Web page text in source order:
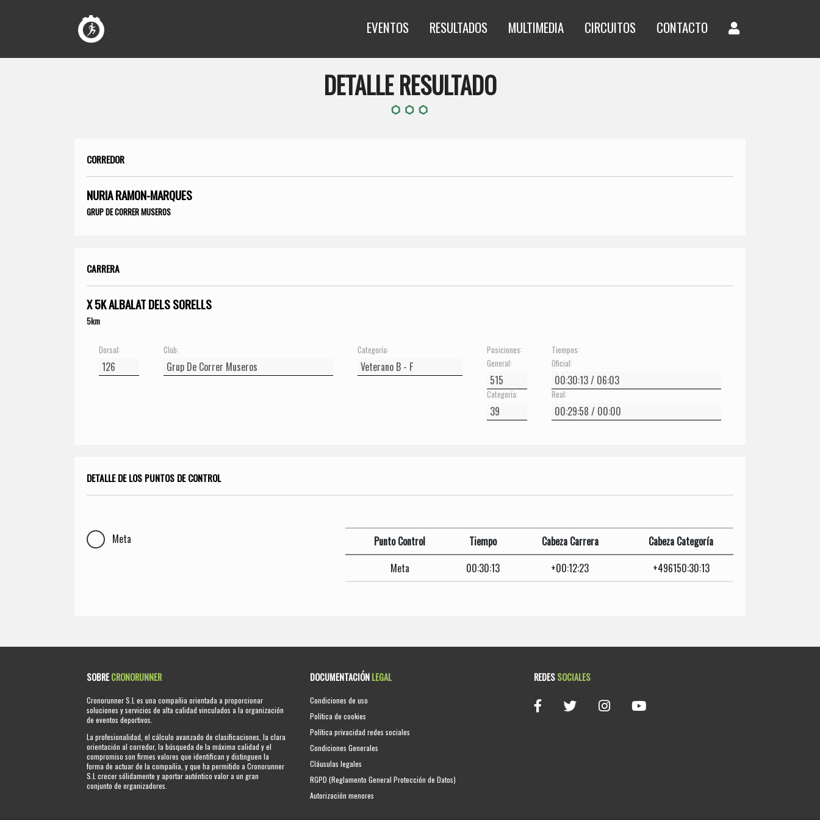
EVENTOS RESULTADOS MULTIMEDIA CIRCUITOS CONTACTO
DETALLE RESULTADO
CORREDOR
NURIA RAMON-MARQUES
GRUP DE CORRER MUSEROS
CARRERA
X 5K ALBALAT DELS SORELLS
5km
Dorsal: Club: Categoría:
Posiciones:
General:
Categoría:
Tiempos:
Oficial:
Real:
DETALLE DE LOS PUNTOS DE CONTROL
Meta Punto Control Tiempo Cabeza Carrera
Cabeza Categoría
Meta
00:30:13 +00:12:23 +496150:30:13
SOBRECRONORUNNER
Cronorunner S.L es una compañia orientada a proporcionar
soluciones y servicios de alta calidad vinculados a la organización
de eventos deportivos.
La profesionalidad, el cálculo avanzado de clasificaciones, la clara
orientación al corredor, la búsqueda de la máxima calidad y el
compromiso son firmes valores que identifican y distinguen la
forma de actuar de la compañia, y que ha permitido a Cronorunner
S.L crecer sólidamente y aportar auténtico valor a un gran
conjunto de organizadores.
DOCUMENTACIÓNLEGAL
Condiciones de uso
Política de cookies
Política privacidad redes sociales
Condiciones Generales
Cláusulas legales
RGPD (Reglamento General Protección de Datos)
Autorización menores
REDESSOCIALES